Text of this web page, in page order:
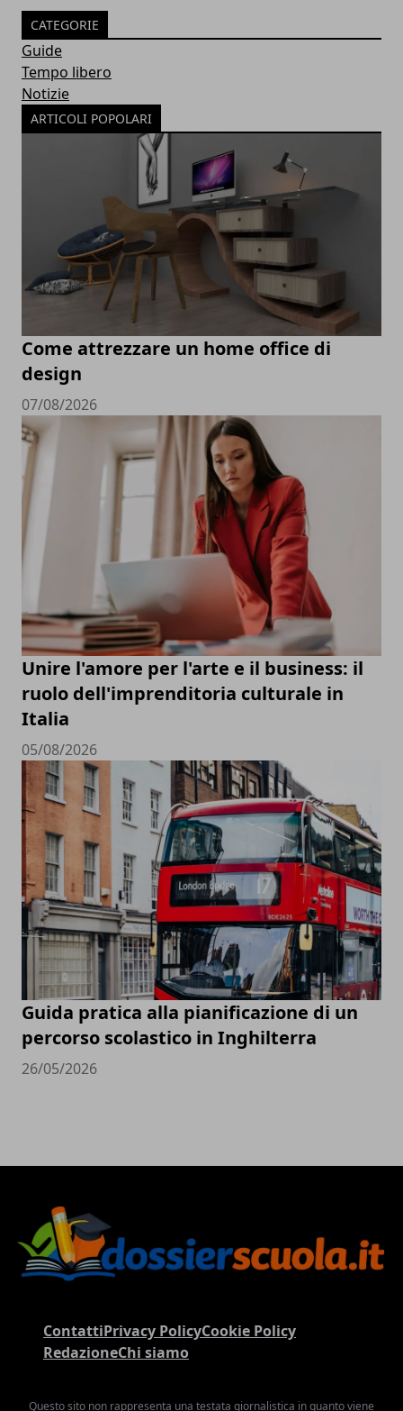
CATEGORIE
Guide
Tempo libero
Notizie
ARTICOLI POPOLARI
Come attrezzare un home office di
design
07/08/2026
Unire l'amore per l'arte e il business: il
ruolo dell'imprenditoria culturale in
Italia
05/08/2026
Guida pratica alla pianificazione di un
percorso scolastico in Inghilterra
26/05/2026
ContattiPrivacy PolicyCookie Policy
RedazioneChi siamo
Questo sito non rappresenta una testata giornalistica in quanto viene